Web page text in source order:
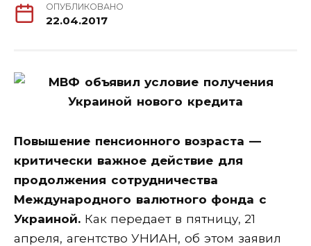
ОПУБЛИКОВАНО
22.04.2017
Повышение пенсионного возраста —
критически важное действие для
продолжения сотрудничества
Международного валютного фонда с
Украиной. Как передает в пятницу, 21
апреля, агентство УНИАН, об этом заявил